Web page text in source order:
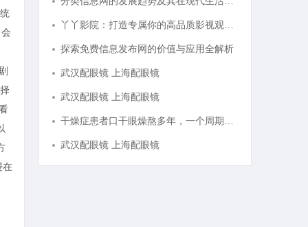
在
探索免费信息发布网的价值与应用全解析
武汉配眼镜 上海配眼镜
武汉配眼镜 上海配眼镜
武汉配眼镜 上海配眼镜